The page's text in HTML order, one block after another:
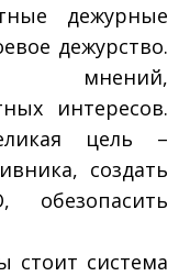
дежурные
дежурство.
мнений,
интересов.
цель –
создать
обезопасить
стоит система